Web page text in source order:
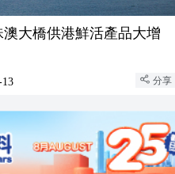
澳大橋供港鮮活產品大增
13 分享